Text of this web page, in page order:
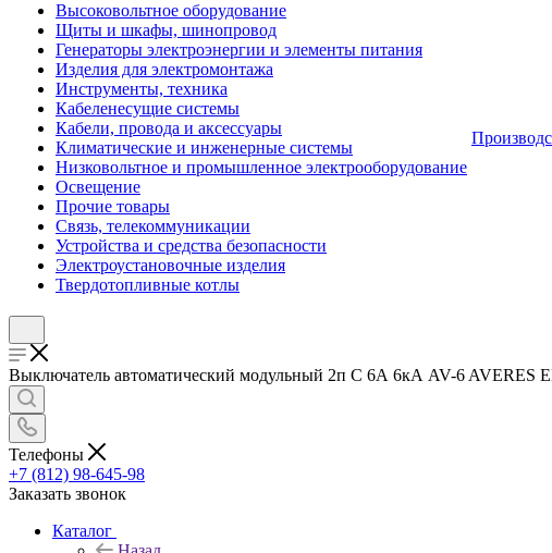
Высоковольтное оборудование
Щиты и шкафы, шинопровод
Генераторы электроэнергии и элементы питания
Изделия для электромонтажа
Инструменты, техника
Кабеленесущие системы
Кабели, провода и аксессуары
Климатические и инженерные системы
Низковольтное и промышленное электрооборудование
Освещение
Прочие товары
Связь, телекоммуникации
Устройства и средства безопасности
Электроустановочные изделия
Твердотопливные котлы
Выключатель автоматический модульный 2п C 6А 6кА AV-6 AVERES
Телефоны
+7 (812) 98-645-98
Заказать звонок
Каталог